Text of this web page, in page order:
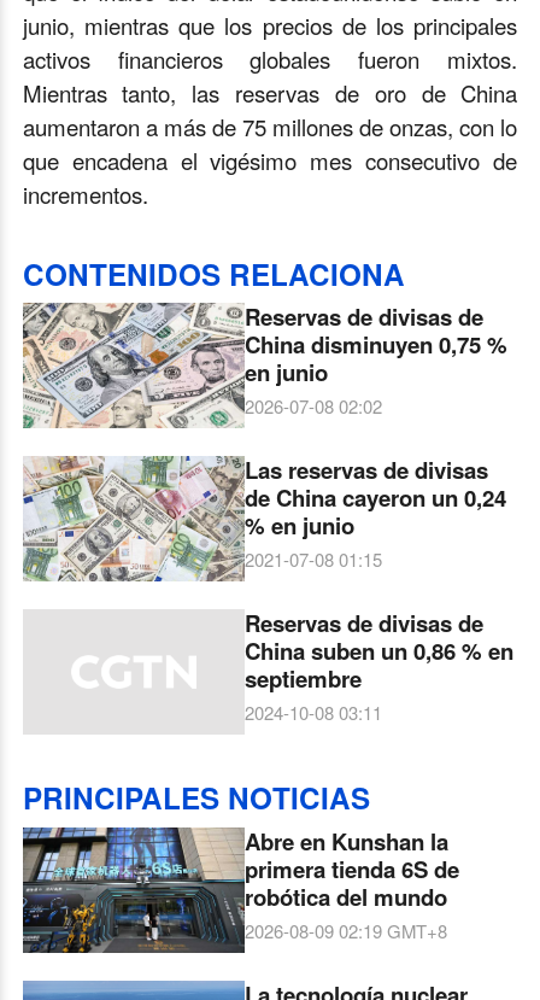
junio, mientras que los precios de los principales
activos financieros globales fueron mixtos.
Mientras tanto, las reservas de oro de China
aumentaron a más de 75 millones de onzas, con lo
que encadena el vigésimo mes consecutivo de
incrementos.
CONTENIDOS RELACIONA
Reservas de divisas de
China disminuyen 0,75 %
en junio
2026-07-08 02:02
Las reservas de divisas
de China cayeron un 0,24
% en junio
2021-07-08 01:15
Reservas de divisas de
China suben un 0,86 % en
septiembre
2024-10-08 03:11
PRINCIPALES NOTICIAS
Abre en Kunshan la
primera tienda 6S de
robótica del mundo
2026-08-09 02:19GMT+8